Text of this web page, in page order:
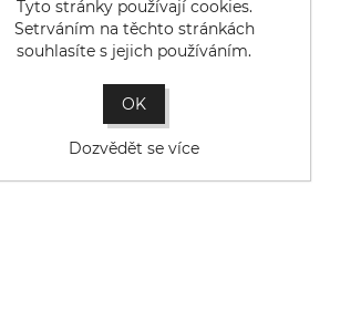
Tyto stránky používají cookies.
Setrváním na těchto stránkách
souhlasíte s jejich používáním.
OK
Dozvědět se více